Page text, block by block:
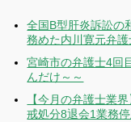
全国B型肝炎訴訟の
務めた内川寛元弁
宮崎市の弁護士4回
んだけ～～
【今月の弁護士業
戒処分8退会1業務